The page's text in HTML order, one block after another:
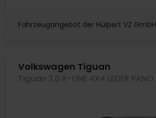
Fahrzeugangebot der Hülpert VZ GmbH
Volkswagen Tiguan